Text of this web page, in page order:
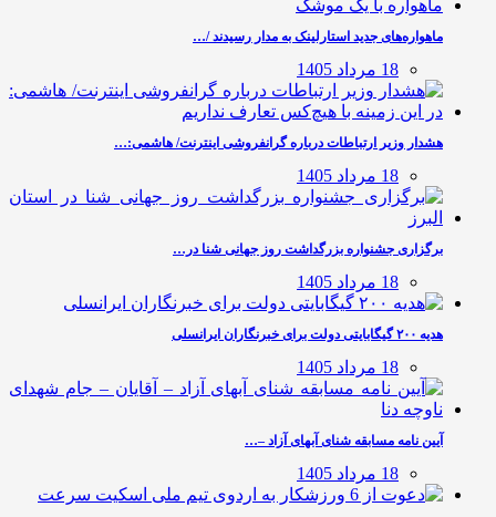
ماهواره‌های جدید استارلینک به مدار رسیدند /…
18 مرداد 1405
هشدار وزیر ارتباطات درباره گرانفروشی اینترنت/ هاشمی:…
18 مرداد 1405
برگزاری جشنواره بزرگداشت روز جهانی شنا در…
18 مرداد 1405
هدیه ۲۰۰ گیگابایتی دولت برای خبرنگاران ایرانسلی
18 مرداد 1405
آیین نامه مسابقه شنای آبهای آزاد –…
18 مرداد 1405